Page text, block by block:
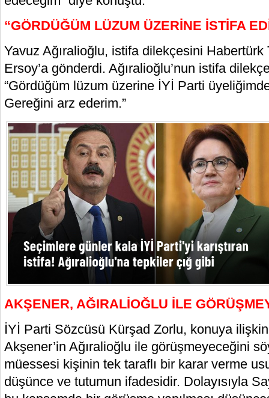
“GÖRDÜĞÜM LÜZUM ÜZERİNE İSTİFA
Yavuz Ağıralioğlu, istifa dilekçesini Habertürk
Ersoy’a gönderdi. Ağıralioğlu’nun istifa
“Gördüğüm lüzum üzerine İYİ Parti
Gereğini arz ederim.”
AKŞENER, AĞIRALİOĞLU İLE
İYİ Parti Sözcüsü Kürşad Zorlu, konuya ilişkin
Akşener’in Ağıralioğlu ile görüşmeyeceğini
müessesi kişinin tek taraflı bir karar verme
düşünce ve tutumun ifadesidir. Dolayısıyla